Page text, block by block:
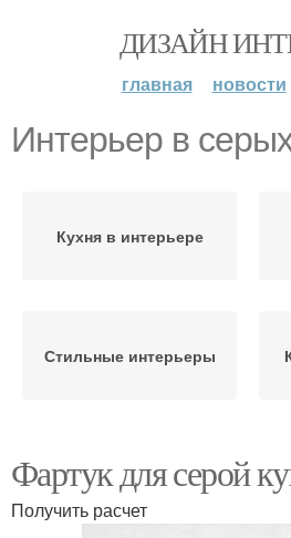
ДИЗАЙН
главная новости
Интерьер в
Кухня в интерьере
Стильные интерьеры
Серые кухни
Фартук для серой
Получить расчет